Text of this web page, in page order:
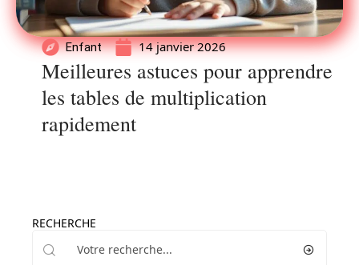
Enfant 14 janvier 2026
Meilleures astuces pour apprendre
les tables de multiplication
rapidement
RECHERCHE